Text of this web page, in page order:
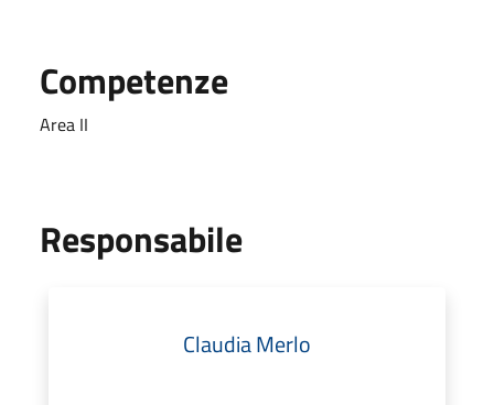
Competenze
Area II
Responsabile
Claudia Merlo